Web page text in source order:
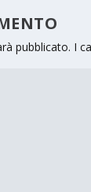
pubblicato. I